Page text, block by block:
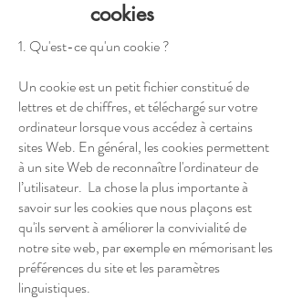
cookies
1. Qu'est-ce qu'un cookie ?
Un cookie est un petit fichier constitué de
lettres et de chiffres, et téléchargé sur votre
ordinateur lorsque vous accédez à certains
sites Web. En général, les cookies permettent
à un site Web de reconnaître l'ordinateur de
l’utilisateur. ​ La chose la plus importante à
savoir sur les cookies que nous plaçons est
qu'ils servent à améliorer la convivialité de
notre site web, par exemple en mémorisant les
préférences du site et les paramètres
linguistiques.